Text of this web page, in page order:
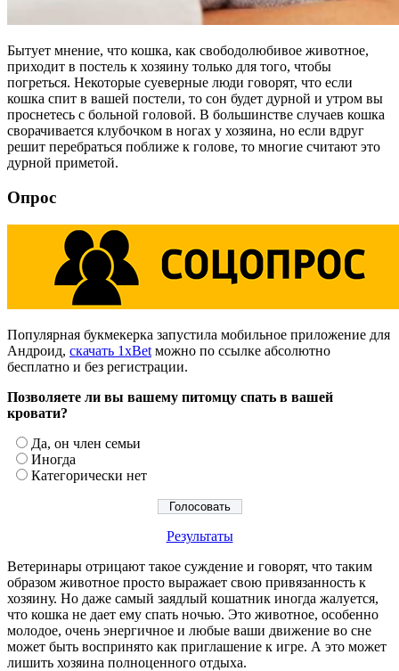
Бытует мнение, что кошка, как свободолюбивое животное,
приходит в постель к хозяину только для того, чтобы
погреться. Некоторые суеверные люди говорят, что если
кошка спит в вашей постели, то сон будет дурной и утром вы
проснетесь с больной головой. В большинстве случаев кошка
сворачивается клубочком в ногах у хозяина, но если вдруг
решит перебраться поближе к голове, то многие считают это
дурной приметой.
Опрос
Популярная букмекерка запустила мобильное приложение для
Андроид, скачать 1xBet можно по ссылке абсолютно
бесплатно и без регистрации.
Позволяете ли вы вашему питомцу спать в вашей
кровати?
Да, он член семьи
Иногда
Категорически нет
Результаты
Ветеринары отрицают такое суждение и говорят, что таким
образом животное просто выражает свою привязанность к
хозяину. Но даже самый заядлый кошатник иногда жалуется,
что кошка не дает ему спать ночью. Это животное, особенно
молодое, очень энергичное и любые ваши движение во сне
может быть воспринято как приглашение к игре. А это может
лишить хозяина полноценного отдыха.